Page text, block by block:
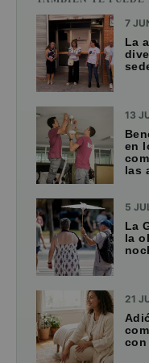
7
La
13
en
las
5
La
la
21
con